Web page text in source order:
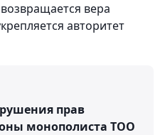
вера
авторитет
прав
монополиста ТОО